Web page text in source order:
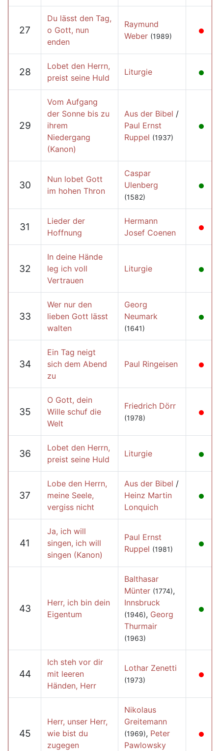
27
Du lässt den Tag,
o Gott, nun
enden
Raymund
Weber (1989)
28
Lobet den Herrn,
preist seine Huld
Liturgie
29
Vom Aufgang
der Sonne bis zu
ihrem
Niedergang
(Kanon)
Aus der Bibel /
Paul Ernst
Ruppel (1937)
30
Nun lobet Gott
im hohen Thron
Caspar
Ulenberg
(1582)
31
Lieder der
Hoffnung
Hermann
Josef Coenen
32
In deine Hände
leg ich voll
Vertrauen
Liturgie
33
Wer nur den
lieben Gott lässt
walten
Georg
Neumark
(1641)
34
Ein Tag neigt
sich dem Abend
zu
Paul Ringeisen
35
O Gott, dein
Wille schuf die
Welt
Friedrich Dörr
(1978)
36
Lobet den Herrn,
preist seine Huld
Liturgie
37
Lobe den Herrn,
meine Seele,
vergiss nicht
Aus der Bibel /
Heinz Martin
Lonquich
41
Ja, ich will
singen, ich will
singen (Kanon)
Paul Ernst
Ruppel (1981)
43
Herr, ich bin dein
Eigentum
Balthasar
Münter (1774),
Innsbruck
(1946), Georg
Thurmair
(1963)
44
Ich steh vor dir
mit leeren
Händen, Herr
Lothar Zenetti
(1973)
45
Herr, unser Herr,
wie bist du
zugegen
Nikolaus
Greitemann
(1969), Peter
Pawlowsky